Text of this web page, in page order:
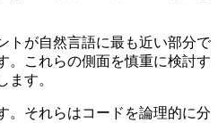
トが自然言語に最も近い部分で
。これらの側面を慎重に検討す
ます。
。それらはコードを論理的に分